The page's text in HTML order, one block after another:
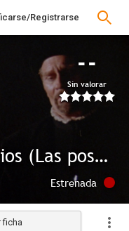
Registrarse
--
Sin valorar
Los demonios (Las poseídas del Demonio)
Estrenada
ficha